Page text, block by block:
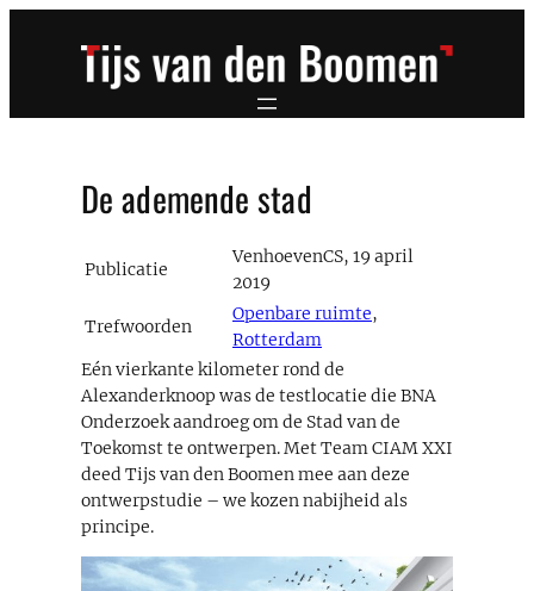
De ademende stad
Publicatie
VenhoevenCS, 19 april
2019
Trefwoorden
Openbare ruimte,
Rotterdam
Eén vierkante kilometer rond de
Alexanderknoop was de testlocatie die BNA
Onderzoek aandroeg om de Stad van de
Toekomst te ontwerpen. Met Team CIAM XXI
deed Tijs van den Boomen mee aan deze
ontwerpstudie – we kozen nabijheid als
principe.